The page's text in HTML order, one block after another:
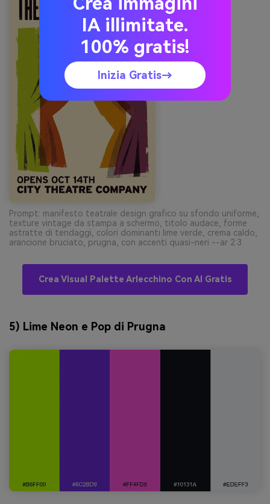
Prompt: manifesto teatrale design grafico su sfondo uniforme,
texture vintage da stampa a schermo, titolo audace, forme
astratte di tendaggi, colori dominanti lime verde, crema caldo,
arancione bruciato, prugna, con accenti quasi-neri --ar 2:3
Crea Visual Palette Arlecchino Con AI Gratis
5) Lime Neon e Pop di Prugna
IA illimitate.
100% gratis!
Inizia Gratis→